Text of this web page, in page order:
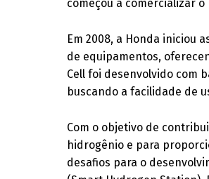
começou a comercializar o
Em 2008, a Honda iniciou
de equipamentos,
Cell foi desenvolvido com
buscando a facilidade de
Com o objetivo de
hidrogênio e para
desafios para o